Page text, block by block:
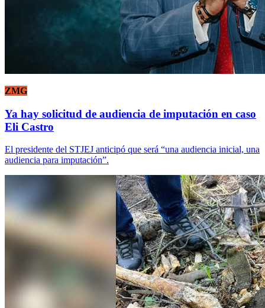
ZMG
Ya hay solicitud de audiencia de imputación en caso
Eli Castro
El presidente del STJEJ anticipó que será “una audiencia inicial, una
audiencia para imputación”.